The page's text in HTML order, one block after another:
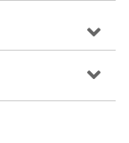
已經變的有些
協留下任何空
在。然而，有